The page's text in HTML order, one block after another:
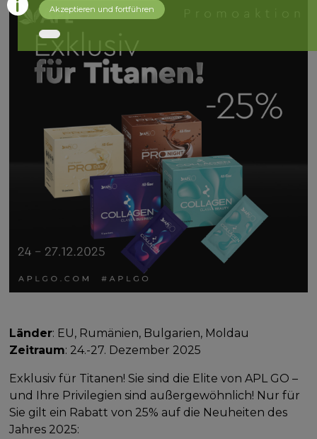
Länder: EU, Rumänien, Bulgarien, Moldau
Zeitraum: 24.-27. Dezember 2025
Exklusiv für Titanen! Sie sind die Elite von APL GO –
und Ihre Privilegien sind außergewöhnlich! Nur für
Sie gilt ein Rabatt von 25% auf die Neuheiten des
Jahres 2025:
Akzeptieren und fortführen